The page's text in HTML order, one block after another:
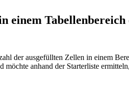
einem
der ausgefüllten Zellen in einem
möchte anhand der Starterliste